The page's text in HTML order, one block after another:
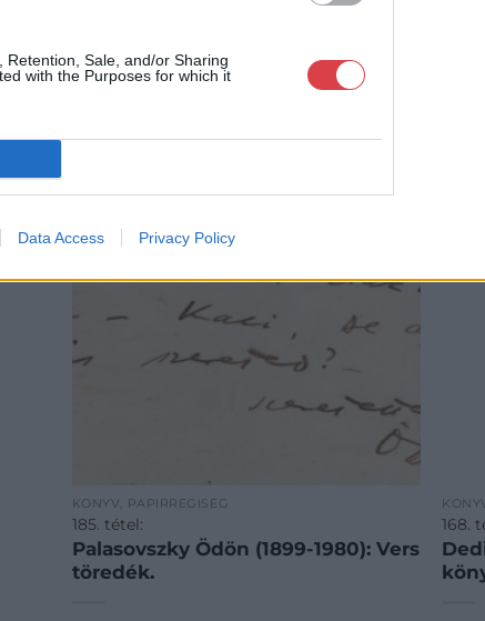
Sale, and/or Sharing
with the Purposes for which it
Data Access Privacy Policy
KÖNYV, PAPÍRRÉGISÉG
185. tétel:
Palasovszky Ödön (1899-1980): Vers
töredék.
168.